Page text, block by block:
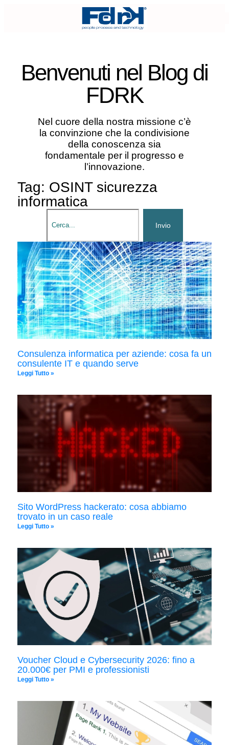
Benvenuti nel Blog di
FDRK
Nel cuore della nostra missione c’è
la convinzione che la condivisione
della conoscenza sia
fondamentale per il progresso e
l’innovazione.
Tag: OSINT sicurezza
informatica
Invio
Consulenza informatica per aziende: cosa fa un
consulente IT e quando serve
Leggi Tutto »
Sito WordPress hackerato: cosa abbiamo
trovato in un caso reale
Leggi Tutto »
Voucher Cloud e Cybersecurity 2026: fino a
20.000€ per PMI e professionisti
Leggi Tutto »